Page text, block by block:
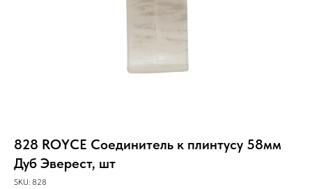
828 ROYCE Соединитель к плинтусу 58мм
Дуб Эверест, шт
SKU: 828